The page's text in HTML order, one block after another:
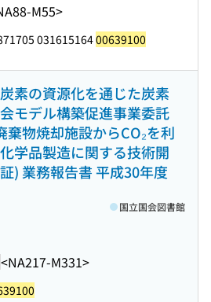
M55>
03161516400639100
素の資源化を通じた炭素
モデル構築促進事業委託
棄物焼却施設からCO₂を利
学品製造に関する技術開
) 業務報告書 平成30年度
<NA217-M331>
国立国会図書館